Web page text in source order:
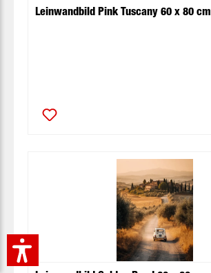
Leinwandbild Pink Tuscany 60 x 80 cm